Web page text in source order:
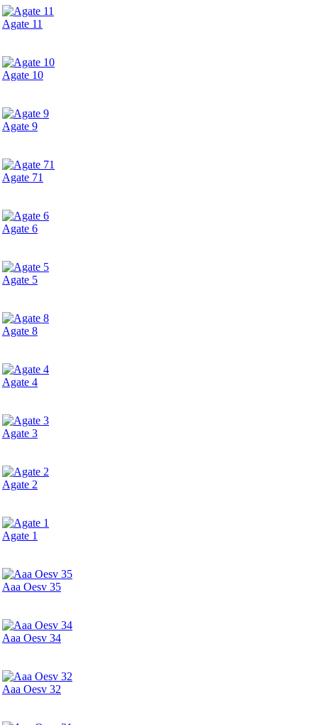
Agate 11
Agate 10
Agate 9
Agate 71
Agate 6
Agate 5
Agate 8
Agate 4
Agate 3
Agate 2
Agate 1
Aaa Oesv 35
Aaa Oesv 34
Aaa Oesv 32